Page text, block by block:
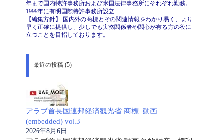
年まで国内特許事務所および米国法律事務所にそれぞれ勤務。
1999年に有明国際特許事務所設立
【編集方針】 国内外の商標とその関連情報をわかり易く、より
早く正確に提供し、少しでも実務関係者や関心が有る方の役に
立つことを目指しております。
最近の投稿 (5)
アラブ首長国連邦経済観光省 商標_動画
(embedded) vol.3
2026年8月6日